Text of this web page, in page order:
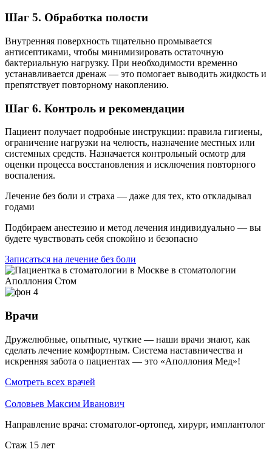
Шаг 5. Обработка полости
Внутренняя поверхность тщательно промывается
антисептиками, чтобы минимизировать остаточную
бактериальную нагрузку. При необходимости временно
устанавливается дренаж — это помогает выводить жидкость и
препятствует повторному накоплению.
Шаг 6. Контроль и рекомендации
Пациент получает подробные инструкции: правила гигиены,
ограничение нагрузки на челюсть, назначение местных или
системных средств. Назначается контрольный осмотр для
оценки процесса восстановления и исключения повторного
воспаления.
Лечение без боли и страха — даже для тех, кто откладывал
годами
Подбираем анестезию и метод лечения индивидуально — вы
будете чувствовать себя спокойно и безопасно
Записаться на лечение без боли
Врачи
Дружелюбные, опытные, чуткие — наши врачи знают, как
сделать лечение комфортным. Система наставничества и
искренняя забота о пациентах — это «Аполлония Мед»!
Смотреть всех врачей
Соловьев Максим Иванович
Направление врача: стоматолог-ортопед, хирург, имплантолог
Стаж 15 лет